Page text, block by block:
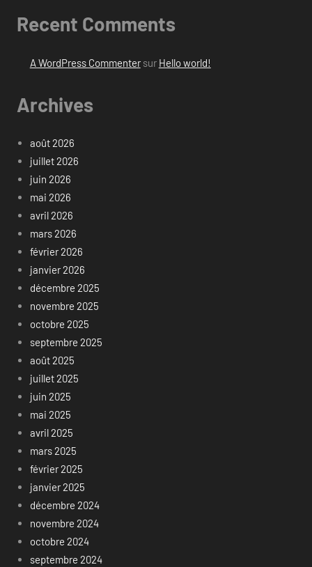
Recent Comments
A WordPress Commentersur Hello world!
Archives
août 2026
juillet 2026
juin 2026
mai 2026
avril 2026
mars 2026
février 2026
janvier 2026
décembre 2025
novembre 2025
octobre 2025
septembre 2025
août 2025
juillet 2025
juin 2025
mai 2025
avril 2025
mars 2025
février 2025
janvier 2025
décembre 2024
novembre 2024
octobre 2024
septembre 2024